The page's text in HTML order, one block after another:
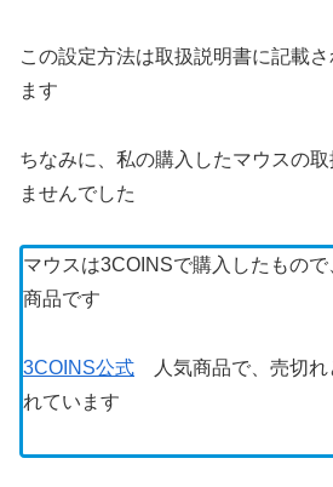
この設定方法は取扱説明書に記載
ます
ちなみに、私の購入したマウスの
ませんでした
マウスは3COINSで購入したもの
商品です
3COINS公式 人気商品で、売切れ
れています